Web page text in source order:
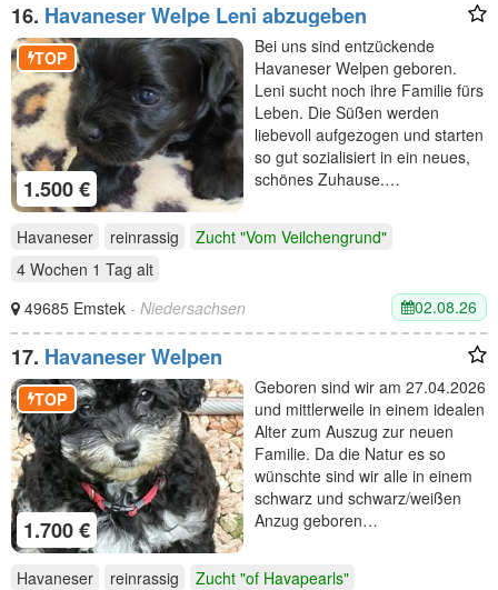
16. Havaneser Welpe Leni abzugeben
1.500 €
TOP
Bei uns sind entzückende
Havaneser Welpen geboren.
Leni sucht noch ihre Familie fürs
Leben. Die Süßen werden
liebevoll aufgezogen und starten
so gut sozialisiert in ein neues,
schönes Zuhause.…
Havaneser reinrassig
Zucht "Vom Veilchengrund"
4 Wochen 1 Tag alt
49685 Emstek - Niedersachsen 02.08.26
17. Havaneser Welpen
1.700 €
TOP
Geboren sind wir am 27.04.2026
und mittlerweile in einem idealen
Alter zum Auszug zur neuen
Familie. Da die Natur es so
wünschte sind wir alle in einem
schwarz und schwarz/weißen
Anzug geboren…
Havaneser reinrassig
Zucht "of Havapearls"